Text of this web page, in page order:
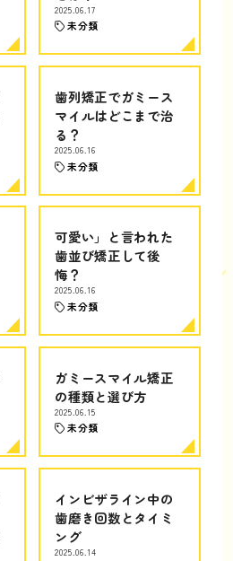
2025.06.17
未分類
歯列矯正でガミース
マイルはどこまで治
る？
2025.06.16
未分類
可愛い」と言われた
歯並び矯正して後
悔？
2025.06.16
未分類
ガミースマイル矯正
の種類と選び方
2025.06.15
未分類
インビザライン中の
歯磨き回数とタイミ
ング
2025.06.14